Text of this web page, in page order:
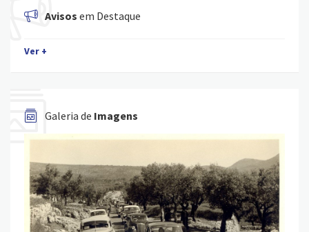
Avisos em Destaque
Ver +
Galeria de Imagens